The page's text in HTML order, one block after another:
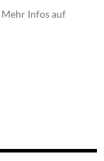
Mehr Infos auf